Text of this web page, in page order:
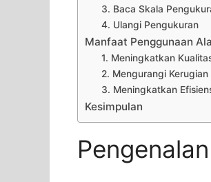
3. Baca Skala
4. Ulangi Pengukuran
Manfaat Penggunaan
1. Meningkatkan
2. Mengurangi Kerugian
3. Meningkatkan
Kesimpulan
Pengenalan